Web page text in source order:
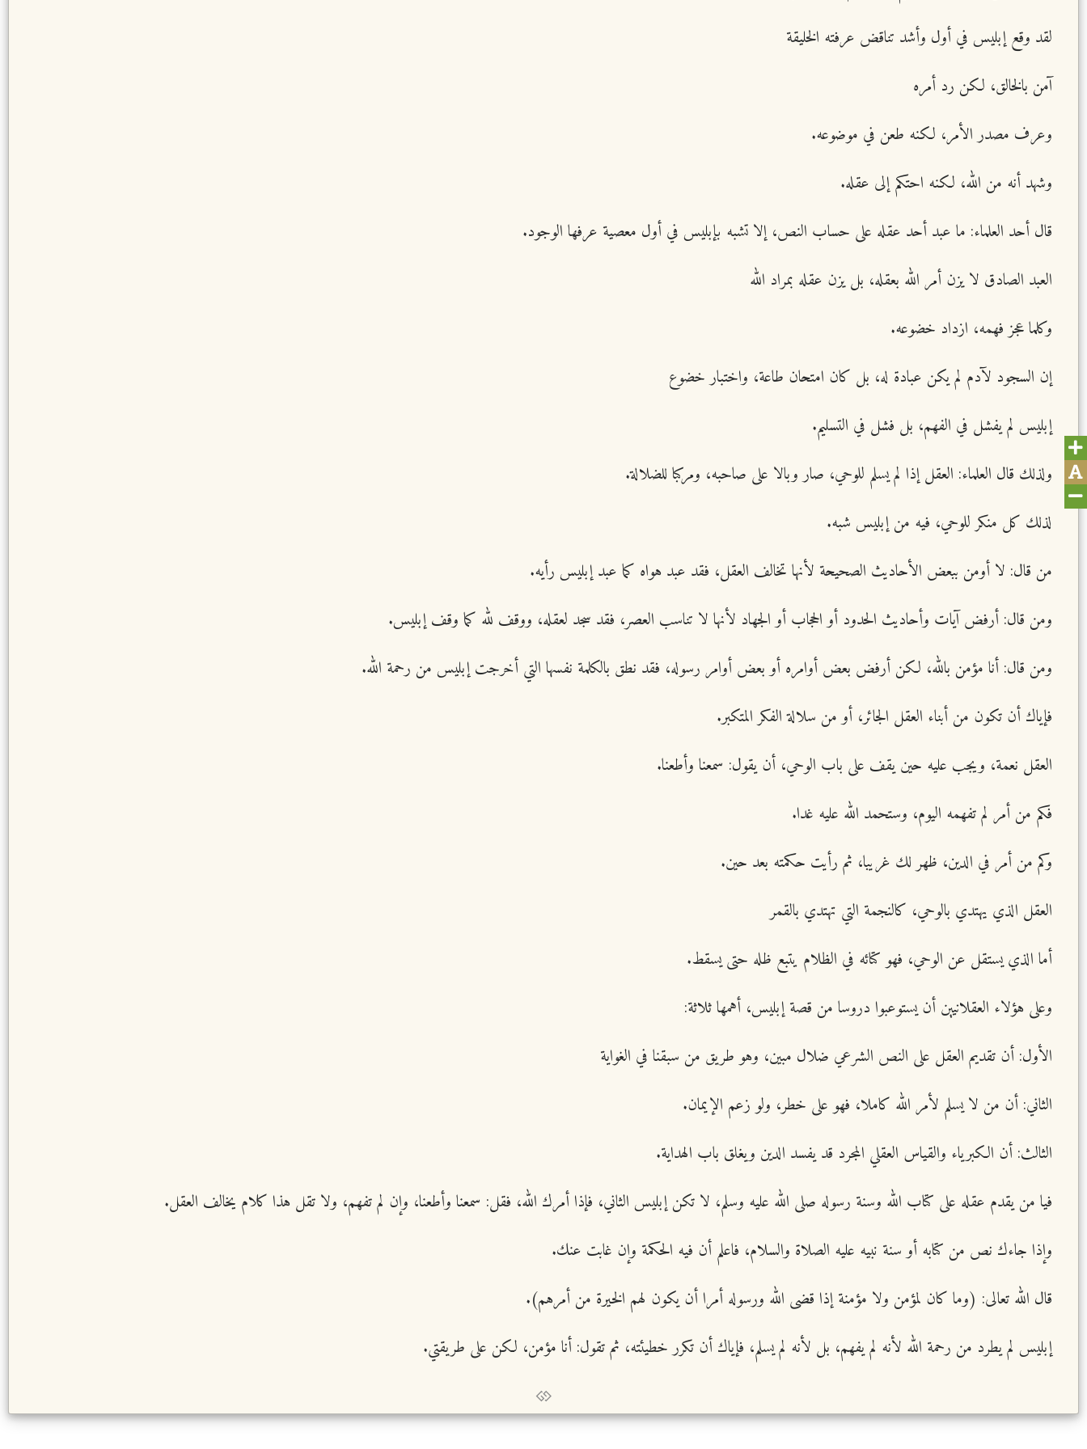
لقد وقع إبليس في أول وأشد تناقض عرفته الخليقة
آمن بالخالق، لكن رد أمره
وعرف مصدر الأمر، لكنه طعن في موضوعه.
وشهد أنه من الله، لكنه احتكم إلى عقله.
قال أحد العلماء: ما عبد أحد عقله على حساب النص، إلا تشبه بإبليس في أول معصية عرفها الوجود.
العبد الصادق لا يزن أمر الله بعقله، بل يزن عقله بمراد الله
وكلما عجز فهمه، ازداد خضوعه.
إن السجود لآدم لم يكن عبادة له، بل كان امتحان طاعة، واختبار خضوع
إبليس لم يفشل في الفهم، بل فشل في التسليم.
ولذلك قال العلماء: العقل إذا لم يسلم للوحي، صار وبالا على صاحبه، ومركبا للضلالة.
لذلك كل منكر للوحي، فيه من إبليس شبه.
من قال: لا أومن ببعض الأحاديث الصحيحة لأنها تخالف العقل، فقد عبد هواه كما عبد إبليس رأيه.
ومن قال: أرفض آيات وأحاديث الحدود أو الحجاب أو الجهاد لأنها لا تناسب العصر، فقد سجد لعقله، ووقف لله كما وقف إبليس.
ومن قال: أنا مؤمن بالله، لكن أرفض بعض أوامره أو بعض أوامر رسوله، فقد نطق بالكلمة نفسها التي أخرجت إبليس من رحمة الله.
فإياك أن تكون من أبناء العقل الجائر، أو من سلالة الفكر المتكبر.
العقل نعمة، ويجب عليه حين يقف على باب الوحي، أن يقول: سمعنا وأطعنا.
فكم من أمر لم تفهمه اليوم، وستحمد الله عليه غدا.
وكم من أمر في الدين، ظهر لك غريبا، ثم رأيت حكمته بعد حين.
العقل الذي يهتدي بالوحي، كالنجمة التي تهتدي بالقمر
أما الذي يستقل عن الوحي، فهو كتائه في الظلام يتبع ظله حتى يسقط.
وعلى هؤلاء العقلانيين أن يستوعبوا دروسا من قصة إبليس، أهمها ثلاثة:
الأول: أن تقديم العقل على النص الشرعي ضلال مبين، وهو طريق من سبقنا في الغواية
الثاني: أن من لا يسلم لأمر الله كاملا، فهو على خطر، ولو زعم الإيمان.
الثالث: أن الكبرياء والقياس العقلي المجرد قد يفسد الدين ويغلق باب الهداية.
فيا من يقدم عقله على كتاب الله وسنة رسوله صلى الله عليه وسلم، لا تكن إبليس الثاني، فإذا أمرك الله، فقل: سمعنا وأطعنا، وإن لم تفهم، ولا تقل هذا كلام يخالف العقل.
وإذا جاءك نص من كتابه أو سنة نبيه عليه الصلاة والسلام، فاعلم أن فيه الحكمة وإن غابت عنك.
قال الله تعالى: (وما كان لمؤمن ولا مؤمنة إذا قضى الله ورسوله أمرا أن يكون لهم الخيرة من أمرهم).
إبليس لم يطرد من رحمة الله لأنه لم يفهم، بل لأنه لم يسلم، فإياك أن تكرر خطيئته، ثم تقول: أنا مؤمن، لكن على طريقتي.